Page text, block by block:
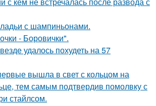
с шампиньонами.
- Боровички".
удалось похудеть на 57
вышла в свет с кольцом на
тем самым подтвердив помолвку с
стайлсом.